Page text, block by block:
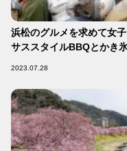
浜松のグルメを求めて女
サススタイルBBQとかき
2023.07.28